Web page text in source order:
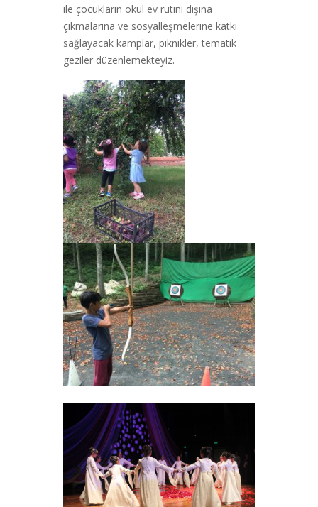
ile çocukların okul ev rutini dışına
çıkmalarına ve sosyalleşmelerine katkı
sağlayacak kamplar, piknikler, tematik
geziler düzenlemekteyiz.